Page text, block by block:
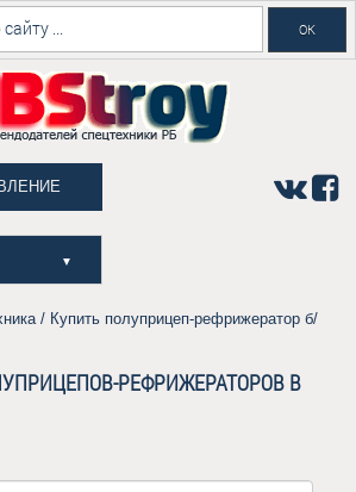
▼
/ Купить полуприцеп-рефрижератор б/
РЕФРИЖЕРАТОРОВ В